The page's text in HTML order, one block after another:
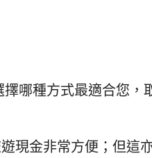
哪種方式最適合您
現金非常方便；但這